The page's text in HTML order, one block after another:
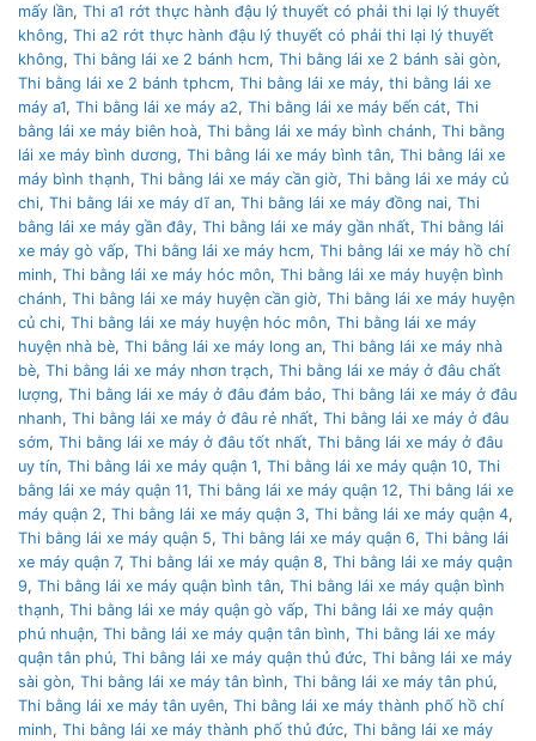
mấy lần, Thi a1 rớt thực hành đậu lý thuyết có phải thi lại lý thuyết
không, Thi a2 rớt thực hành đậu lý thuyết có phải thi lại lý thuyết
không, Thi bằng lái xe 2 bánh hcm, Thi bằng lái xe 2 bánh sài gòn,
Thi bằng lái xe 2 bánh tphcm, Thi bằng lái xe máy, thi bằng lái xe
máy a1, Thi bằng lái xe máy a2, Thi bằng lái xe máy bến cát, Thi
bằng lái xe máy biên hoà, Thi bằng lái xe máy bình chánh, Thi bằng
lái xe máy bình dương, Thi bằng lái xe máy bình tân, Thi bằng lái xe
máy bình thạnh, Thi bằng lái xe máy cần giờ, Thi bằng lái xe máy củ
chi, Thi bằng lái xe máy dĩ an, Thi bằng lái xe máy đồng nai, Thi
bằng lái xe máy gần đây, Thi bằng lái xe máy gần nhất, Thi bằng lái
xe máy gò vấp, Thi bằng lái xe máy hcm, Thi bằng lái xe máy hồ chí
minh, Thi bằng lái xe máy hóc môn, Thi bằng lái xe máy huyện bình
chánh, Thi bằng lái xe máy huyện cần giờ, Thi bằng lái xe máy huyện
củ chi, Thi bằng lái xe máy huyện hóc môn, Thi bằng lái xe máy
huyện nhà bè, Thi bằng lái xe máy long an, Thi bằng lái xe máy nhà
bè, Thi bằng lái xe máy nhơn trạch, Thi bằng lái xe máy ở đâu chất
lượng, Thi bằng lái xe máy ở đâu đảm bảo, Thi bằng lái xe máy ở đâu
nhanh, Thi bằng lái xe máy ở đâu rẻ nhất, Thi bằng lái xe máy ở đâu
sớm, Thi bằng lái xe máy ở đâu tốt nhất, Thi bằng lái xe máy ở đâu
uy tín, Thi bằng lái xe máy quận 1, Thi bằng lái xe máy quận 10, Thi
bằng lái xe máy quận 11, Thi bằng lái xe máy quận 12, Thi bằng lái xe
máy quận 2, Thi bằng lái xe máy quận 3, Thi bằng lái xe máy quận 4,
Thi bằng lái xe máy quận 5, Thi bằng lái xe máy quận 6, Thi bằng lái
xe máy quận 7, Thi bằng lái xe máy quận 8, Thi bằng lái xe máy quận
9, Thi bằng lái xe máy quận bình tân, Thi bằng lái xe máy quận bình
thạnh, Thi bằng lái xe máy quận gò vấp, Thi bằng lái xe máy quận
phú nhuận, Thi bằng lái xe máy quận tân bình, Thi bằng lái xe máy
quận tân phú, Thi bằng lái xe máy quận thủ đức, Thi bằng lái xe máy
sài gòn, Thi bằng lái xe máy tân bình, Thi bằng lái xe máy tân phú,
Thi bằng lái xe máy tân uyên, Thi bằng lái xe máy thành phố hồ chí
minh, Thi bằng lái xe máy thành phố thủ đức, Thi bằng lái xe máy